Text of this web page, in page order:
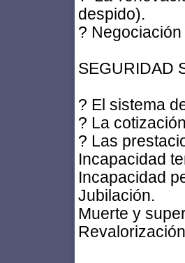
despido).
?
SEGURIDAD
? El sistema
? La
? Las
Incapacidad
Incapacidad
Jubilación.
Muerte y